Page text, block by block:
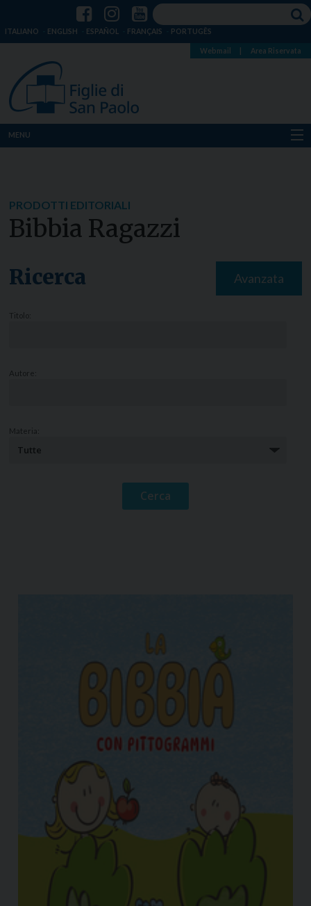
ITALIANO ENGLISH ESPAÑOL FRANÇAIS PORTUGÊS
Webmail Area Riservata
MENU
Notizie
PRODOTTI EDITORIALI
Bibbia Ragazzi
Ricerca Avanzata
Titolo:
Autore:
Materia: